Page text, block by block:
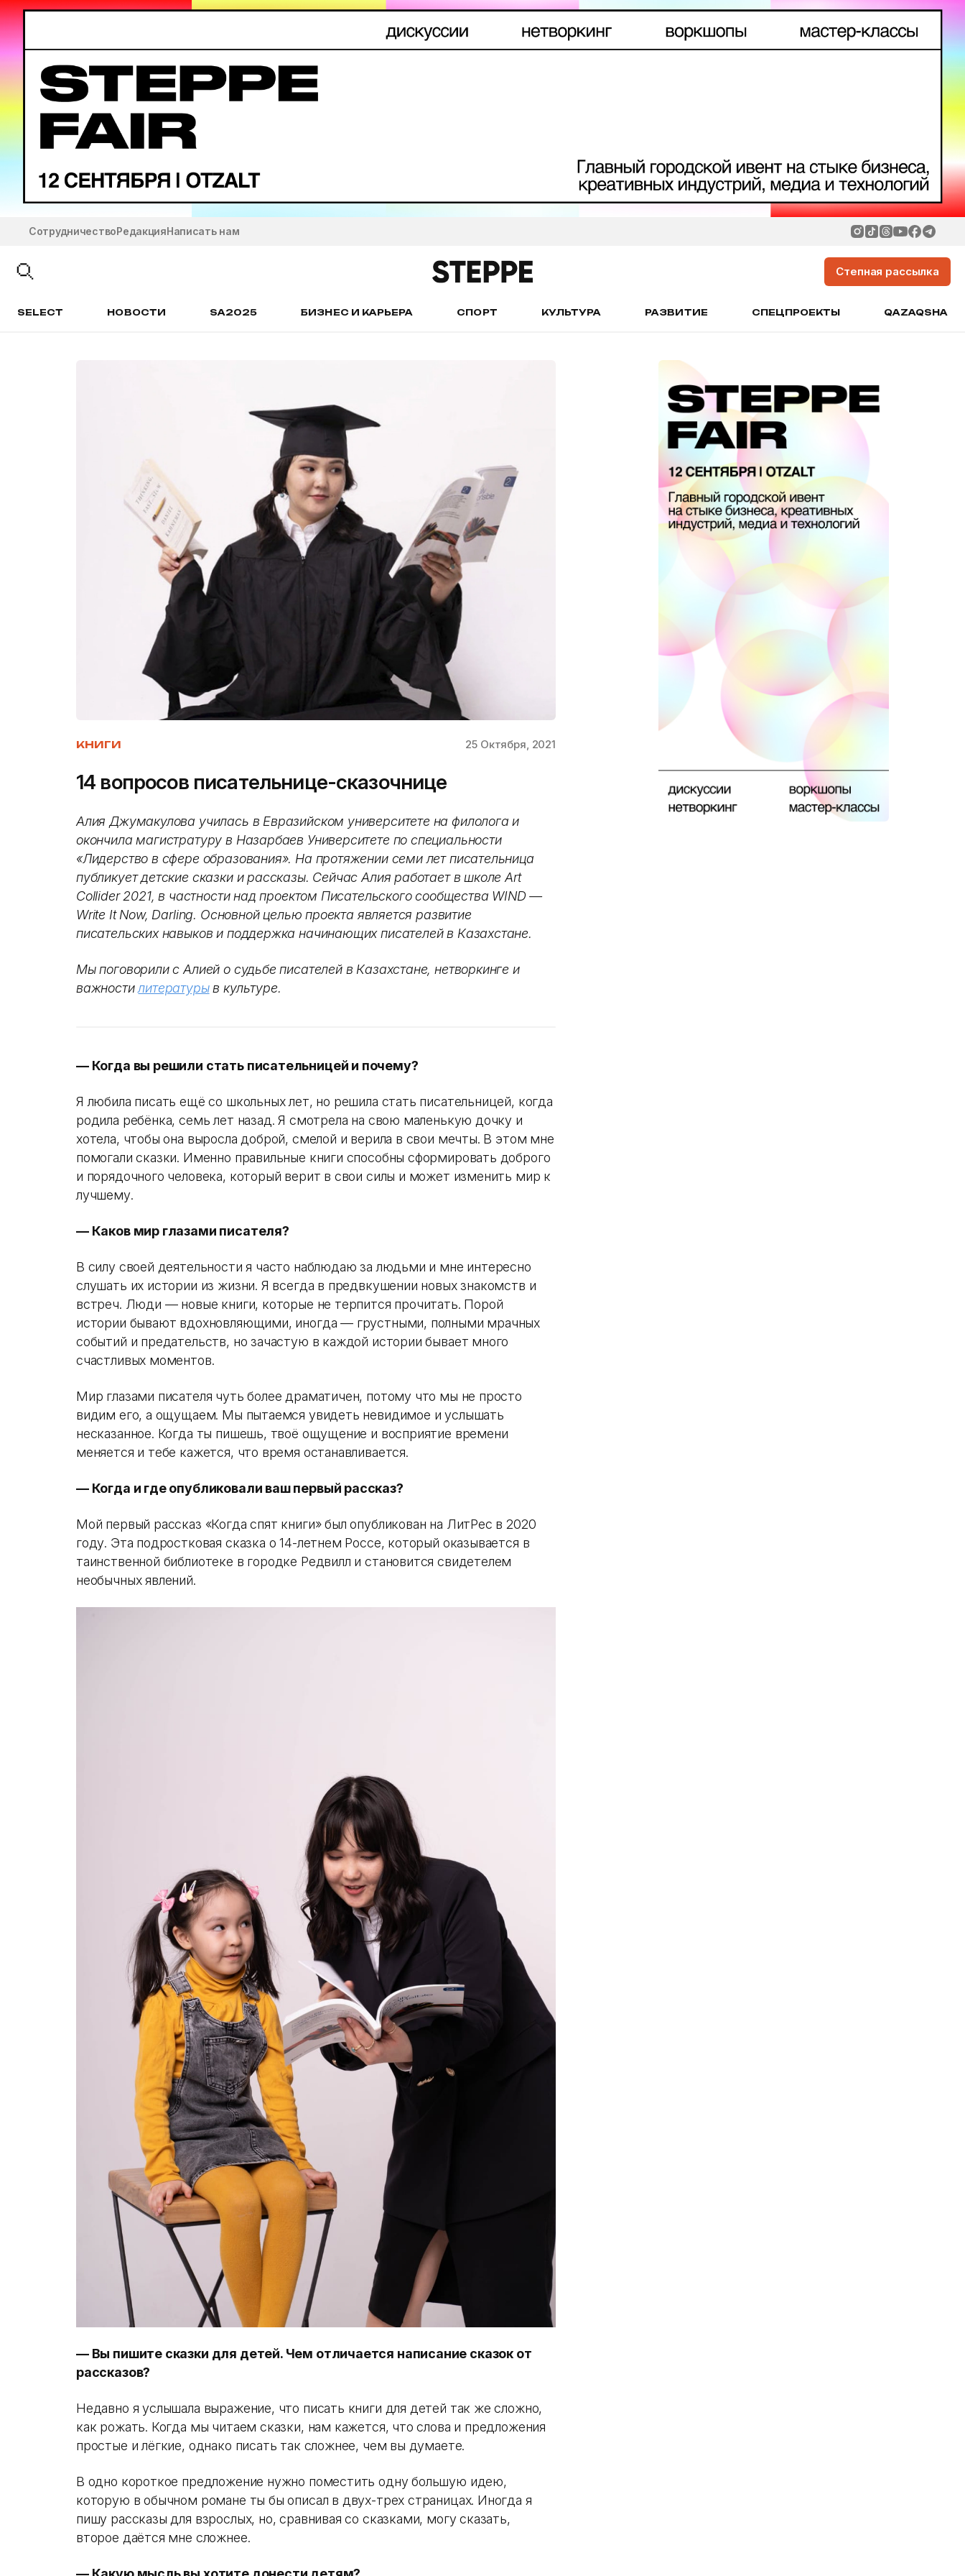
СотрудничествоРедакцияНаписать нам
Степная рассылка
SELECT НОВОСТИ SA2025 БИЗНЕС И КАРЬЕРА СПОРТ КУЛЬТУРА РАЗВИТИЕ СПЕЦПРОЕКТЫ QAZAQSHA
КНИГИ 25 Октября, 2021
14 вопросов писательнице-сказочнице
Алия Джумакулова училась в Евразийском университете на филолога и
окончила магистратуру в Назарбаев Университете по специальности
«Лидерство в сфере образования». На протяжении семи лет писательница
публикует детские сказки и рассказы. Сейчас Алия работает в школе Art
Collider 2021, в частности над проектом Писательского сообщества WIND —
Write It Now, Darling. Основной целью проекта является развитие
писательских навыков и поддержка начинающих писателей в Казахстане.
Мы поговорили с Алией о судьбе писателей в Казахстане, нетворкинге и
важностилитературыв культуре.
— Когда вы решили стать писательницей и почему?
Я любила писать ещё со школьных лет, но решила стать писательницей, когда
родила ребёнка, семь лет назад. Я смотрела на свою маленькую дочку и
хотела, чтобы она выросла доброй, смелой и верила в свои мечты. В этом мне
помогали сказки. Именно правильные книги способны сформировать доброго
и порядочного человека, который верит в свои силы и может изменить мир к
лучшему.
— Каков мир глазами писателя?
В силу своей деятельности я часто наблюдаю за людьми и мне интересно
слушать их истории из жизни. Я всегда в предвкушении новых знакомств и
встреч. Люди — новые книги, которые не терпится прочитать. Порой
истории бывают вдохновляющими, иногда — грустными, полными мрачных
событий и предательств, но зачастую в каждой истории бывает много
счастливых моментов.
Мир глазами писателя чуть более драматичен, потому что мы не просто
видим его, а ощущаем. Мы пытаемся увидеть невидимое и услышать
несказанное. Когда ты пишешь, твоё ощущение и восприятие времени
меняется и тебе кажется, что время останавливается.
— Когда и где опубликовали ваш первый рассказ?
Мой первый рассказ «Когда спят книги» был опубликован на ЛитРес в 2020
году. Эта подростковая сказка о 14-летнем Россе, который оказывается в
таинственной библиотеке в городке Редвилл и становится свидетелем
необычных явлений.
— Вы пишите сказки для детей. Чем отличается написание сказок от
рассказов?
Недавно я услышала выражение, что писать книги для детей так же сложно,
как рожать. Когда мы читаем сказки, нам кажется, что слова и предложения
простые и лёгкие, однако писать так сложнее, чем вы думаете.
В одно короткое предложение нужно поместить одну большую идею,
которую в обычном романе ты бы описал в двух-трех страницах. Иногда я
пишу рассказы для взрослых, но, сравнивая со сказками, могу сказать,
второе даётся мне сложнее.